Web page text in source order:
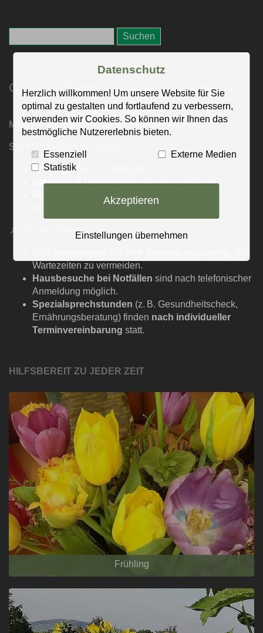
🕒 PRAXIS-ÖFFNUNGSZEITEN & SPRECHZEITEN
MONTAG BIS FREITAG: 08:00 – 13:00 UHR
Sprechstunden im Detail
Montag:08:15 – 13:00 Uhr
Dienstag & Donnerstag:08:15 – 13:00 Uhr
Mittwoch & Freitag:
08:00 – 13:00 Uhr
(nur für akute Fälle, mit 5-Minuten-Terminen)
📌 Wichtige Hinweise
Wartezeiten zu vermeiden.
Hausbesuche bei Notfällen sind nach telefonischer
Anmeldung möglich.
Spezialsprechstunden (z. B. Gesundheitscheck,
Ernährungsberatung) finden nach individueller
Terminvereinbarung statt.
HILFSBEREIT ZU JEDER ZEIT
Frühling
Datenschutz
Herzlich willkommen! Um unsere Website für Sie
optimal zu gestalten und fortlaufend zu verbessern,
verwenden wir Cookies. So können wir Ihnen das
bestmögliche Nutzererlebnis bieten.
Essenziell
Externe Medien
Statistik
Akzeptieren
Einstellungen übernehmen